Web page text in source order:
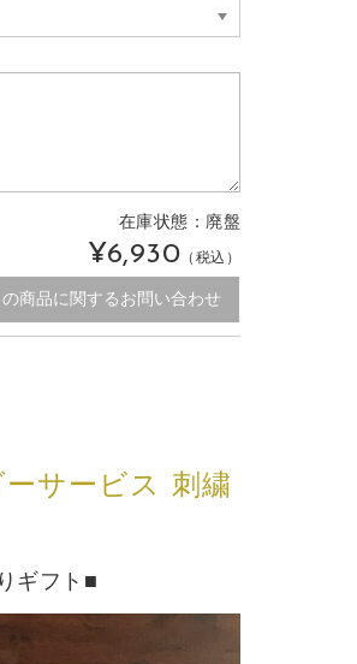
在庫状態： 廃盤
¥6,930 （税込）
の商品に関するお問い合わせ
サービス 刺繍
ギフト■